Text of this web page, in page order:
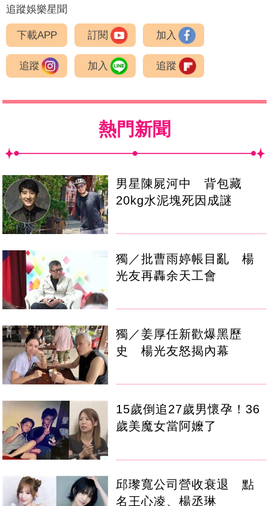
追蹤娛樂星聞
下載APP 訂閱 加入
追蹤 加入 追蹤
熱門新聞
男星陳屍河中 背包藏
20kg水泥塊死因成謎
獨／批曹雨婷帳目亂 楊
光友再轟余天工會
獨／姜厚任新歡爆黑歷
史 楊光友怒揭內幕
15歲倒追27歲男懷孕！36
歲美魔女當阿嬤了
邱瓈寬公司營收衰退 點
名王心凌、楊丞琳